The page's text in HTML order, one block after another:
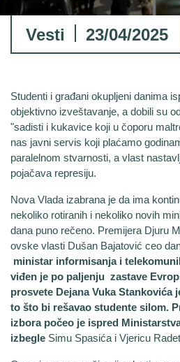
Vesti 23/04/2025
Studenti i građani okupljeni danima
objektivno izveštavanje, a dobili su
"sadisti i kukavice koji u čoporu
nas javni servis koji plaćamo
paralelnom stvarnosti, a vlast
pojačava represiju.
Nova Vlada izabrana je da ima
nekoliko rotiranih i nekoliko novih
dana puno rečeno. Premijera Djuru
ovske vlasti Dušan Bajatović ceo
ministar informisanja i
viđen je po paljenju zastave
prosvete Dejana Vuka Stankovića
to što bi rešavao studente silom.
izbora počeo je ispred
izbegle Simu Spasića i Vjericu